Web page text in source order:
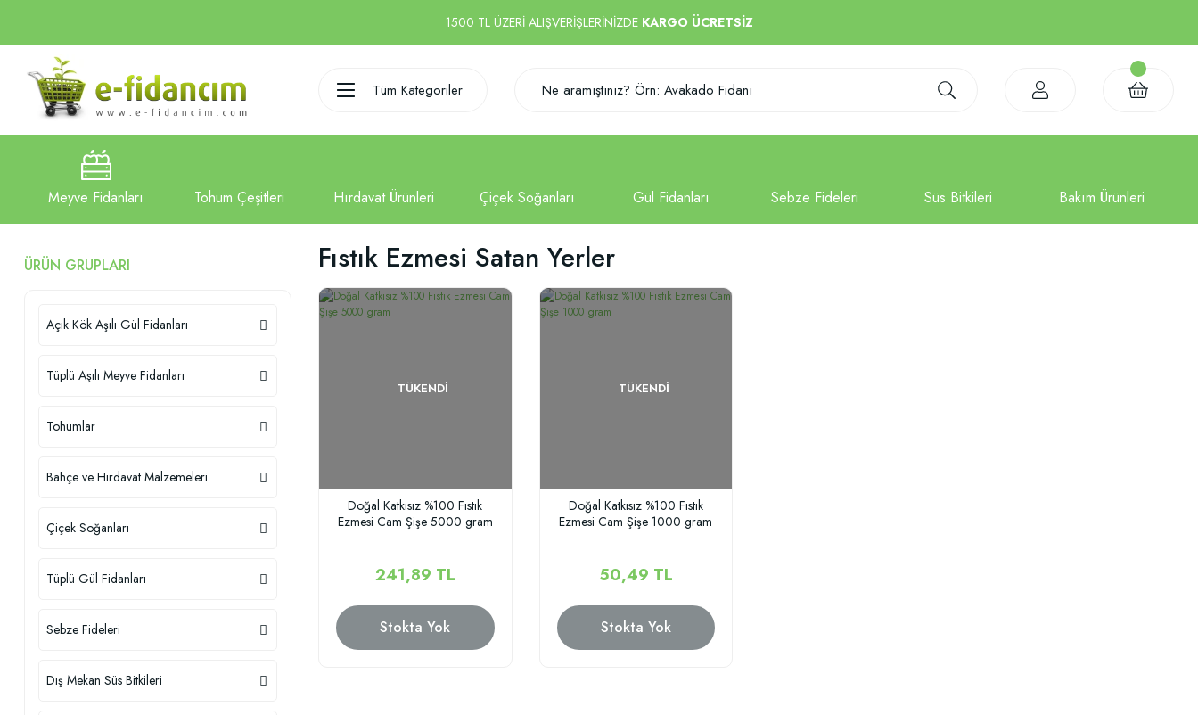
1500 TL ÜZERİ ALIŞVERİŞLERİNİZDE KARGO ÜCRETSİZ
Tüm Kategoriler
ÜRÜN GRUPLARI
Açık Kök Aşılı Gül Fidanları
Tüplü Aşılı Meyve Fidanları
Tohumlar
Bahçe ve Hırdavat Malzemeleri
Çiçek Soğanları
Tüplü Gül Fidanları
Sebze Fideleri
Dış Mekan Süs Bitkileri
Fıstık Ezmesi Satan Yerler
TÜKENDI
Doğal Katkısız %100 Fıstık
Ezmesi Cam Şişe 5000 gram
241,89 TL
Stokta Yok
TÜKENDI
Doğal Katkısız %100 Fıstık
Ezmesi Cam Şişe 1000 gram
50,49 TL
Stokta Yok